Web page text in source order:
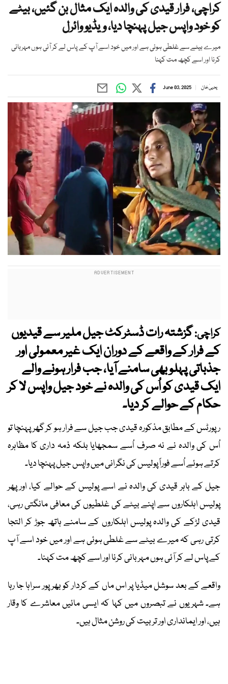
کراچی، فرار قیدی کی والدہ ایک مثال بن گئیں، بیٹے
کو خود واپس جیل پہنچا دیا، ویڈیو وائرل
میرے بیٹے سے غلطی ہوئی ہے اور میں خود اسے آپ کے پاس لے کر آئی ہوں مہربانی
کرنا اور اسے کچھ مت کہنا
یحییٰ خان June 03, 2025
کراچی:گزشتہ رات ڈسٹرکٹ جیل ملیر سے قیدیوں
کے فرار کے واقعے کے دوران ایک غیر معمولی اور
جذباتی پہلو بھی سامنے آیا، جب فرار ہونے والے
ایک قیدی کو اُس کی والدہ نے خود جیل واپس لا کر
حکام کے حوالے کر دیا۔
رپورٹس کے مطابق مذکورہ قیدی جب جیل سے فرار ہو کر گھر پہنچا تو
اُس کی والدہ نے نہ صرف اُسے سمجھایا بلکہ ذمہ داری کا مظاہرہ
کرتے ہوئے اُسے فوراً پولیس کی نگرانی میں واپس جیل پہنچا دیا۔
جیل کے باہر قیدی کی والدہ نے اسے پولیس کے حوالے کیا، اور پھر
پولیس اہلکاروں سے اپنے بیٹے کی غلطیوں کی معافی مانگتی رہی،
قیدی لڑکے کی والدہ پولیس اہلکاروں کے سامنے ہاتھ جوڑ کر التجا
کرتی رہی کہ میرے بیٹے سے غلطی ہوئی ہے اور میں خود اسے آپ
کے پاس لے کر آئی ہوں مہربانی کرنا اور اسے کچھ مت کہنا۔
واقعے کے بعد سوشل میڈیا پر اس ماں کے کردار کو بھرپور سراہا جا رہا
ہے۔ شہریوں نے تبصروں میں کہا کہ ایسی مائیں معاشرے کا وقار
ہیں، اور ایمانداری اور تربیت کی روشن مثال ہیں۔